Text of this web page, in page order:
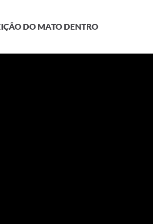
DO MATO DENTRO